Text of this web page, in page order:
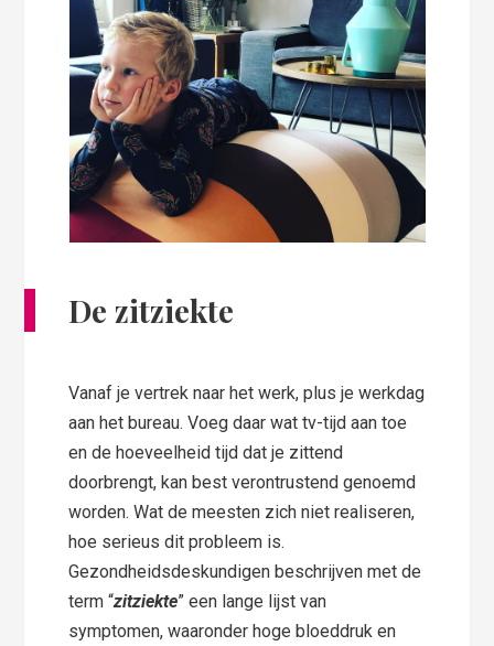
De zitziekte
Vanaf je vertrek naar het werk, plus je werkdag
aan het bureau. Voeg daar wat tv-tijd aan toe
en de hoeveelheid tijd dat je zittend
doorbrengt, kan best verontrustend genoemd
worden. Wat de meesten zich niet realiseren,
hoe serieus dit probleem is.
Gezondheidsdeskundigen beschrijven met de
term “zitziekte” een lange lijst van
symptomen, waaronder hoge bloeddruk en